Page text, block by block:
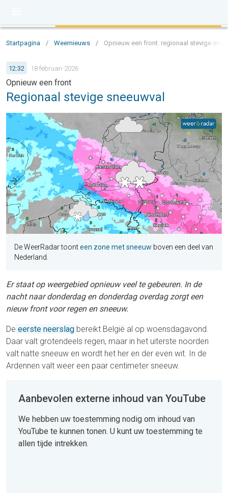
Startpagina / Weernieuws / Opnieuw een front: regionaal stevige
12:32 18 februari 2026
Opnieuw een front
Regionaal stevige sneeuwval
De WeerRadar toonteen zone met sneeuw boven een deel van
Nederland.
Er staat op weergebied opnieuw veel te gebeuren. In de
nacht naar donderdag en donderdag overdag zorgt een
nieuw front voor regen en sneeuw.
De eerste neerslag bereikt België al op woensdagavond.
Daar valt grotendeels regen, maar in het uiterste noorden
valt natte sneeuw en wordt het her en der even wit. In de
Ardennen valt weer een paar centimeter sneeuw.
Aanbevolen externe inhoud van YouTube
We hebben uw toestemming nodig om inhoud van
YouTube te kunnen tonen. U kunt uw toestemming te
allen tijde intrekken.